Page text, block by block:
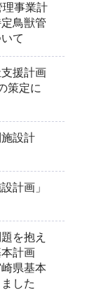
事業計
鳥獣管
て
支援計画
策定に
施設計
計画」
を抱え
計画
県基本
した